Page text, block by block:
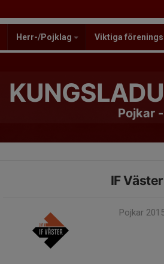
Herr-/Pojklag Viktiga
Pojkar
IF
Pojkar